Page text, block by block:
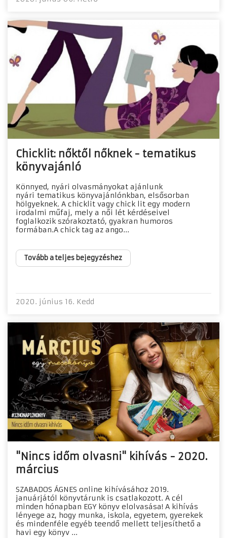
Chicklit: nőktől nőknek - tematikus
könyvajánló
Könnyed, nyári olvasmányokat ajánlunk
nyári tematikus könyvajánlónkban, elsősorban
hölgyeknek. A chicklit vagy chick lit egy modern
irodalmi műfaj, mely a női lét kérdéseivel
foglalkozik szórakoztató, gyakran humoros
formában.A chick tag az ango...
Tovább a teljes bejegyzéshez
2020. június 16. Kedd
"Nincs időm olvasni" kihívás - 2020.
március
SZABADOS ÁGNES online kihívásához 2019.
januárjától könyvtárunk is csatlakozott. A cél
minden hónapban EGY könyv elolvasása! A kihívás
lényege az, hogy munka, iskola, egyetem, gyerekek
és mindenféle egyéb teendő mellett teljesíthető a
havi egy könyv ...